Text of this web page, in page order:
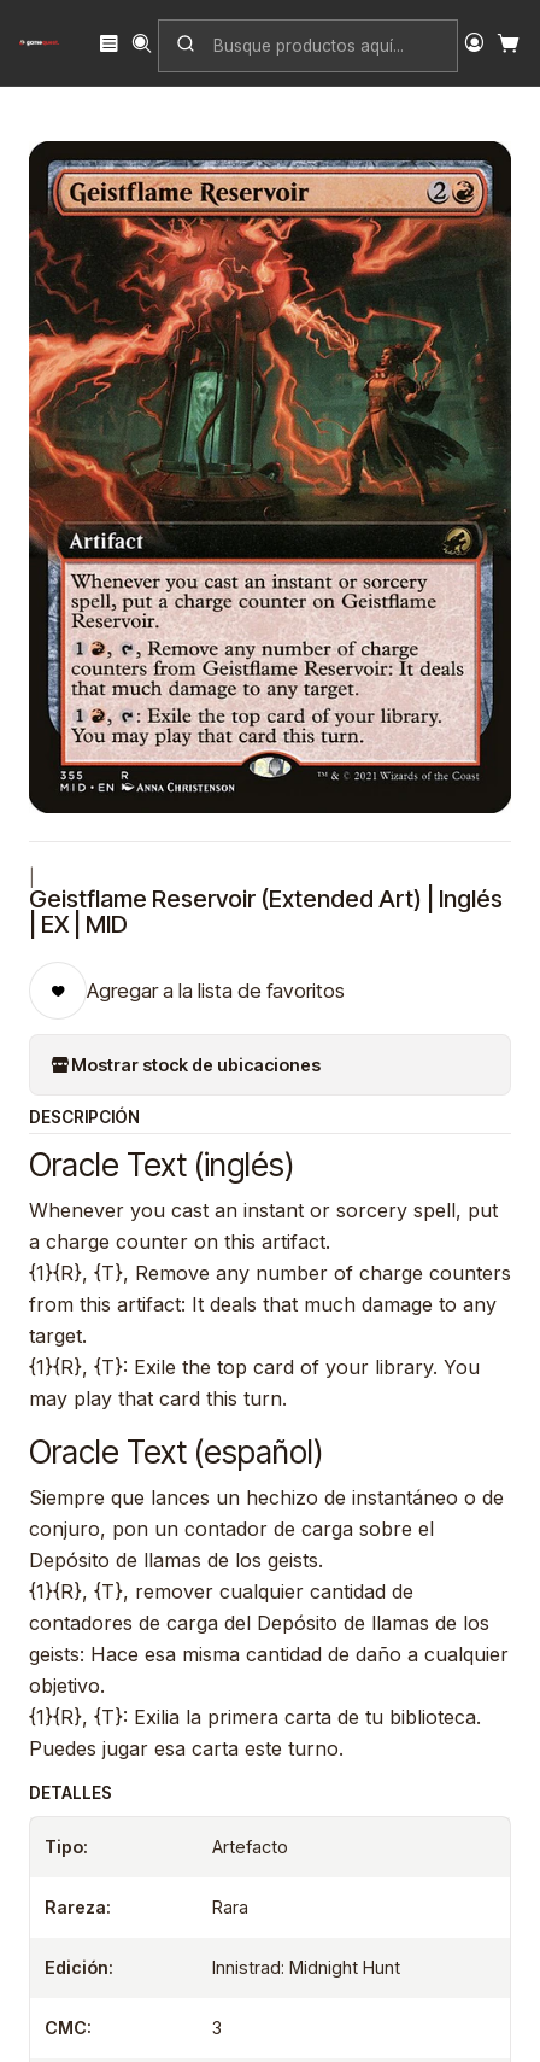
Inicio Singles
Innistrad: Midnight Hunt
Geistflame Reservoir (Extended Art) | Inglés | EX | MID
Geistflame Reservoir (Extended Art) | Inglés
| EX | MID
Agregar a la lista de favoritos
Mostrar stock de ubicaciones
DESCRIPCIÓN
Oracle Text (inglés)
Whenever you cast an instant or sorcery spell, put
a charge counter on this artifact.
{1}{R}, {T}, Remove any number of charge counters
from this artifact: It deals that much damage to any
target.
{1}{R}, {T}: Exile the top card of your library. You
may play that card this turn.
Oracle Text (español)
Siempre que lances un hechizo de instantáneo o de
conjuro, pon un contador de carga sobre el
Depósito de llamas de los geists.
{1}{R}, {T}, remover cualquier cantidad de
contadores de carga del Depósito de llamas de los
geists: Hace esa misma cantidad de daño a cualquier
objetivo.
{1}{R}, {T}: Exilia la primera carta de tu biblioteca.
Puedes jugar esa carta este turno.
DETALLES
Tipo: Artefacto
Rareza: Rara
Edición: Innistrad: Midnight Hunt
CMC: 3